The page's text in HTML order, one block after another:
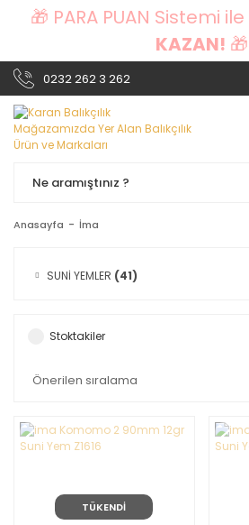
🎁 PARA PUAN Sistemi ile
KAZAN! 🎁
0232 262 3 262
Anasayfa İma
SUNİ YEMLER (41)
Stoktakiler
TÜKENDİ